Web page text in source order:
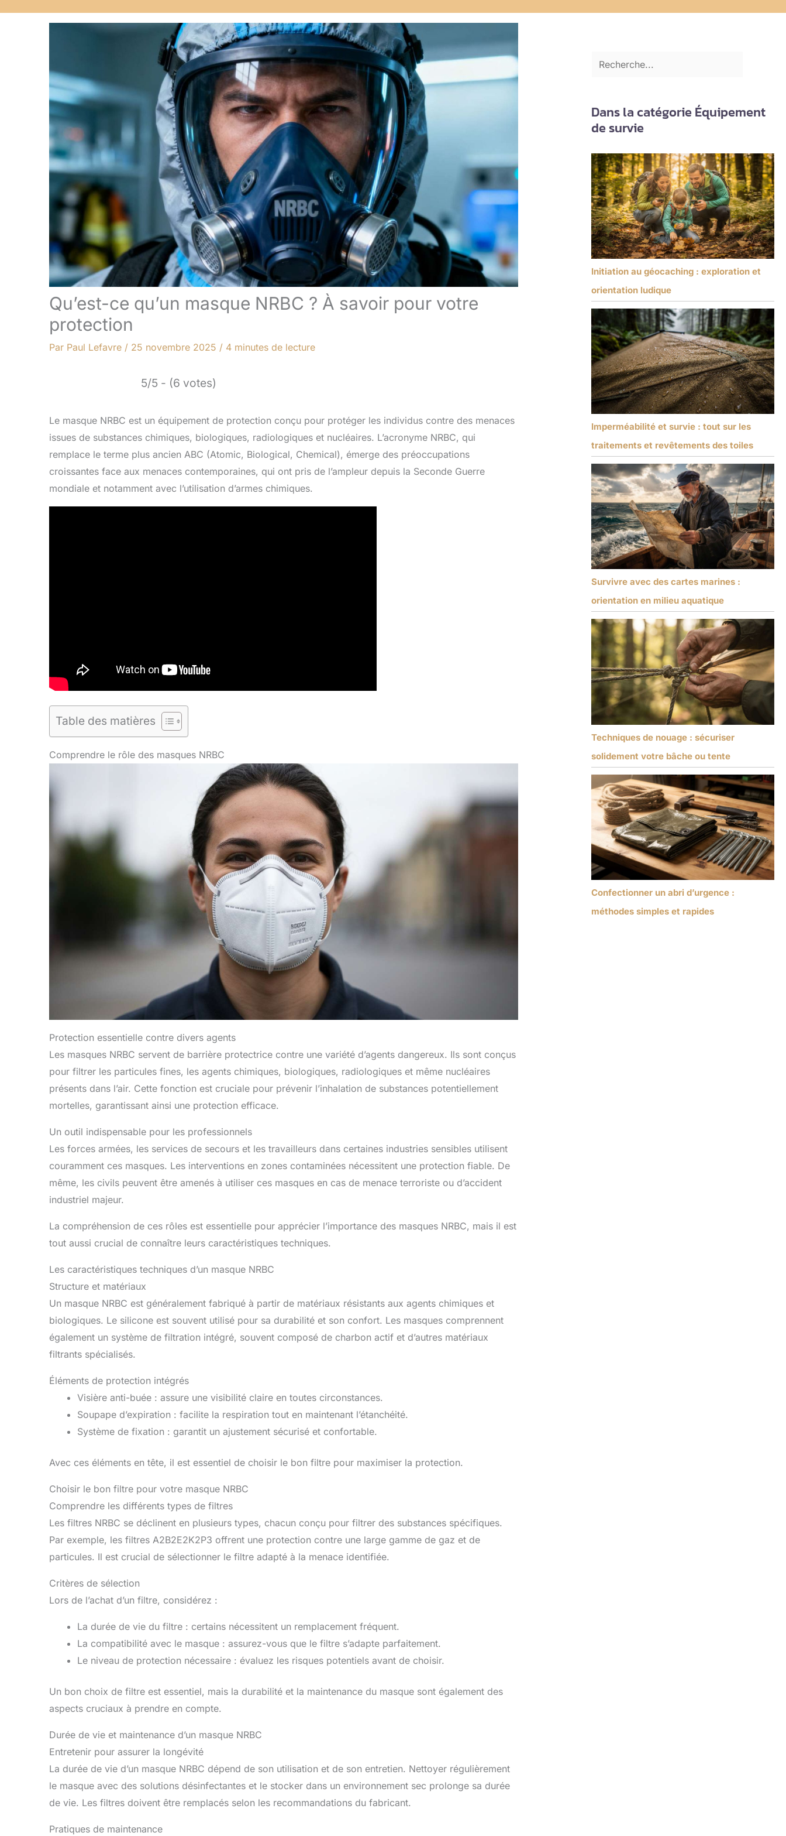
Qu’est-ce qu’un masque NRBC ? À savoir pour votre
protection
Par Paul Lefavre / 25 novembre 2025 / 4 minutes de lecture
5/5 - (6 votes)
Le masque NRBC est un équipement de protection conçu pour protéger les individus contre des menaces
issues de substances chimiques, biologiques, radiologiques et nucléaires. L’acronyme NRBC, qui
remplace le terme plus ancien ABC (Atomic, Biological, Chemical), émerge des préoccupations
croissantes face aux menaces contemporaines, qui ont pris de l’ampleur depuis la Seconde Guerre
mondiale et notamment avec l’utilisation d’armes chimiques.
Table des matières
Comprendre le rôle des masques NRBC
Protection essentielle contre divers agents
Les masques NRBC servent de barrière protectrice contre une variété d’agents dangereux. Ils sont conçus
pour filtrer les particules fines, les agents chimiques, biologiques, radiologiques et même nucléaires
présents dans l’air. Cette fonction est cruciale pour prévenir l’inhalation de substances potentiellement
mortelles, garantissant ainsi une protection efficace.
Un outil indispensable pour les professionnels
Les forces armées, les services de secours et les travailleurs dans certaines industries sensibles utilisent
couramment ces masques. Les interventions en zones contaminées nécessitent une protection fiable. De
même, les civils peuvent être amenés à utiliser ces masques en cas de menace terroriste ou d’accident
industriel majeur.
La compréhension de ces rôles est essentielle pour apprécier l’importance des masques NRBC, mais il est
tout aussi crucial de connaître leurs caractéristiques techniques.
Les caractéristiques techniques d’un masque NRBC
Structure et matériaux
Un masque NRBC est généralement fabriqué à partir de matériaux résistants aux agents chimiques et
biologiques. Le silicone est souvent utilisé pour sa durabilité et son confort. Les masques comprennent
également un système de filtration intégré, souvent composé de charbon actif et d’autres matériaux
filtrants spécialisés.
Éléments de protection intégrés
Visière anti-buée : assure une visibilité claire en toutes circonstances.
Soupape d’expiration : facilite la respiration tout en maintenant l’étanchéité.
Système de fixation : garantit un ajustement sécurisé et confortable.
Avec ces éléments en tête, il est essentiel de choisir le bon filtre pour maximiser la protection.
Choisir le bon filtre pour votre masque NRBC
Comprendre les différents types de filtres
Les filtres NRBC se déclinent en plusieurs types, chacun conçu pour filtrer des substances spécifiques.
Par exemple, les filtres A2B2E2K2P3 offrent une protection contre une large gamme de gaz et de
particules. Il est crucial de sélectionner le filtre adapté à la menace identifiée.
Critères de sélection
Lors de l’achat d’un filtre, considérez :
La durée de vie du filtre : certains nécessitent un remplacement fréquent.
La compatibilité avec le masque : assurez-vous que le filtre s’adapte parfaitement.
Le niveau de protection nécessaire : évaluez les risques potentiels avant de choisir.
Un bon choix de filtre est essentiel, mais la durabilité et la maintenance du masque sont également des
aspects cruciaux à prendre en compte.
Durée de vie et maintenance d’un masque NRBC
Entretenir pour assurer la longévité
La durée de vie d’un masque NRBC dépend de son utilisation et de son entretien. Nettoyer régulièrement
le masque avec des solutions désinfectantes et le stocker dans un environnement sec prolonge sa durée
de vie. Les filtres doivent être remplacés selon les recommandations du fabricant.
Pratiques de maintenance
Dans la catégorie Équipement
de survie
Initiation au géocaching : exploration et
orientation ludique
Imperméabilité et survie : tout sur les
traitements et revêtements des toiles
Survivre avec des cartes marines :
orientation en milieu aquatique
Techniques de nouage : sécuriser
solidement votre bâche ou tente
Confectionner un abri d’urgence :
méthodes simples et rapides